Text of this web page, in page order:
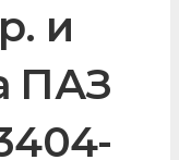
и
ПАЗ